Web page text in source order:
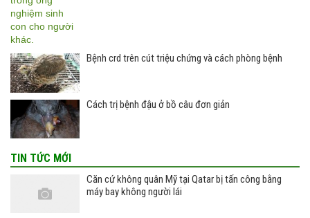
Bệnh crd trên cút triệu chứng và cách phòng bệnh
Cách trị bệnh đậu ở bồ câu đơn giản
TIN TỨC MỚI
Căn cứ không quân Mỹ tại Qatar bị tấn công bằng
máy bay không người lái